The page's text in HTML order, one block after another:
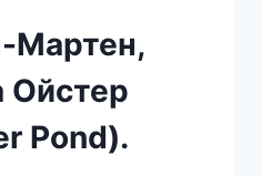
Мартен,
Ойстер
Pond).